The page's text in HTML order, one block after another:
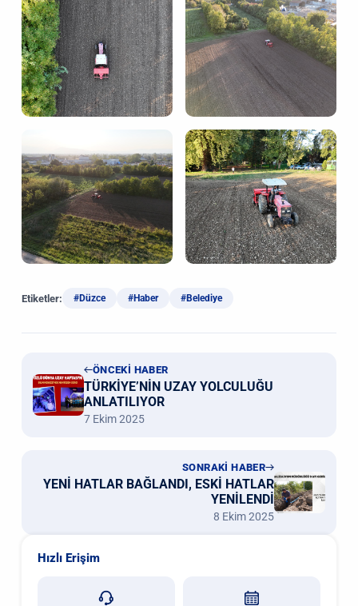
Etiketler: #Düzce #Haber #Belediye
ÖNCEKİ HABER
TÜRKİYE’NİN UZAY YOLCULUĞU
ANLATILIYOR
7 Ekim 2025
SONRAKİ HABER
YENİ HATLAR BAĞLANDI, ESKİ HATLAR
YENİLENDİ
8 Ekim 2025
Hızlı Erişim